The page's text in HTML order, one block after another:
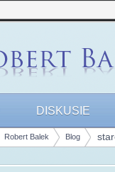
DISKUSIE
Robert Balek Blog